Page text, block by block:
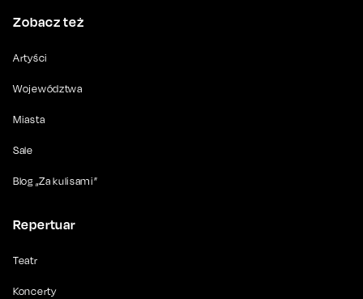
Zobacz też
Artyści
Województwa
Miasta
Sale
Blog „Za kulisami”
Repertuar
Teatr
Koncerty